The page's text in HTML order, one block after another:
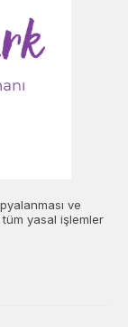
ve
tüm yasal işlemler